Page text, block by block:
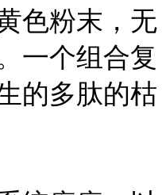
色粉末，无
一个组合复
的多肽的枯